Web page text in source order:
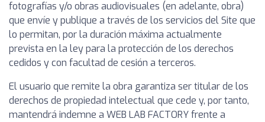
fotografías y/o obras audiovisuales (en adelante, obra)
que envíe y publique a través de los servicios del Site que
lo permitan, por la duración máxima actualmente
prevista en la ley para la protección de los derechos
cedidos y con facultad de cesión a terceros.
El usuario que remite la obra garantiza ser titular de los
derechos de propiedad intelectual que cede y, por tanto,
mantendrá indemne a WEB LAB FACTORY frente a